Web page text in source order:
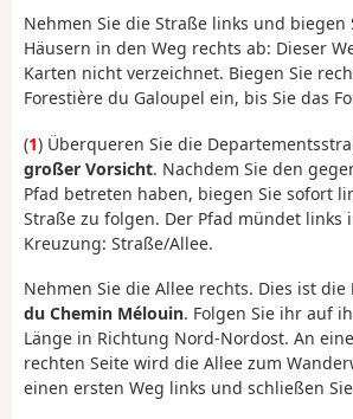
Nehmen Sie die Straße links und biegen
Häusern in den Weg rechts ab: Dieser
Karten nicht verzeichnet. Biegen Sie
Forestière du Galoupel ein, bis Sie das
(1) Überqueren Sie die
großer Vorsicht. Nachdem Sie den
Pfad betreten haben, biegen Sie sofort
Straße zu folgen. Der Pfad mündet links
Kreuzung: Straße/Allee.
Nehmen Sie die Allee rechts. Dies ist die
du Chemin Mélouin. Folgen Sie ihr auf
Länge in Richtung Nord-Nordost. An
rechten Seite wird die Allee zum
einen ersten Weg links und schließen